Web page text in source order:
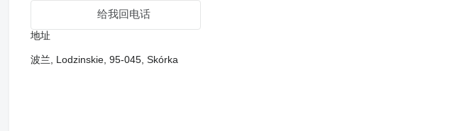
给我回电话
地址
波兰, Lodzinskie, 95-045, Skórka